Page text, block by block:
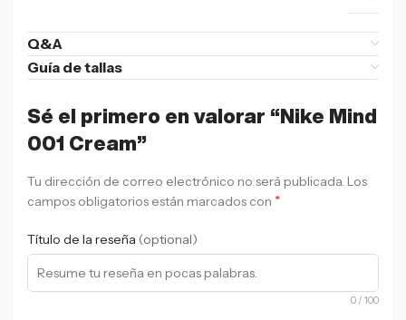
Q&A
Guía de tallas
Sé el primero en valorar “Nike Mind
001 Cream”
Tu dirección de correo electrónico no será publicada. Los
campos obligatorios están marcados con *
Título de la reseña (optional)
0 / 100